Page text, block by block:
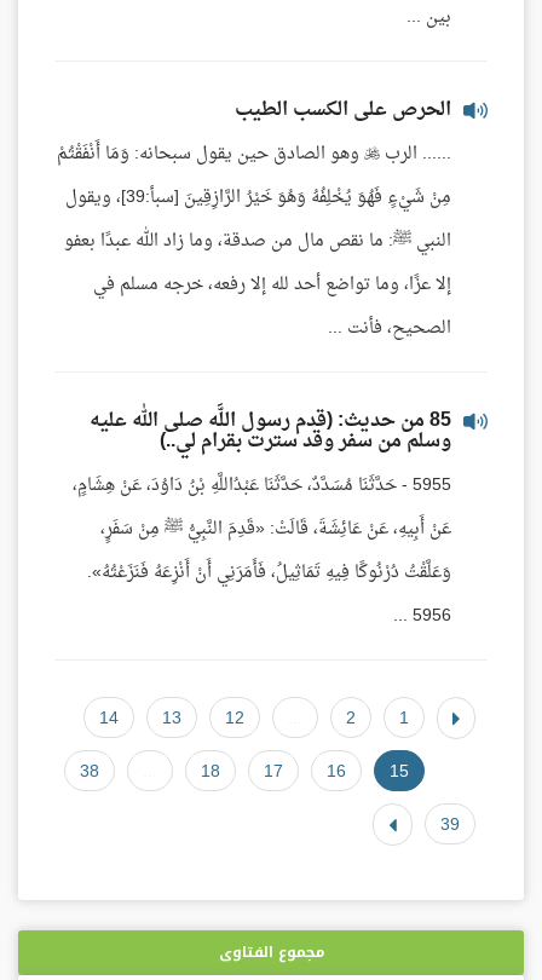
بين ...
الحرص على الكسب الطيب
...... الرب  وهو الصادق حين يقول سبحانه: وَمَا أَنْفَقْتُمْ
مِنْ شَيْءٍ فَهُوَ يُخْلِفُهُ وَهُوَ خَيْرُ الرَّازِقِينَ [سبأ:39]، ويقول
النبي ﷺ: ما نقص مال من صدقة، وما زاد الله عبدًا بعفو
إلا عزًا، وما تواضع أحد لله إلا رفعه، خرجه مسلم في
الصحيح، فأنت ...
85 من حديث: (قدم رسول اللَّه صلى الله عليه
وسلم من سفر وقد سترت بقرام لي..)
5955 - حَدَّثَنَا مُسَدَّدٌ، حَدَّثَنَا عَبْدُاللَّهِ بْنُ دَاوُدَ، عَنْ هِشَامٍ،
عَنْ أَبِيهِ، عَنْ عَائِشَةَ، قَالَتْ: «قَدِمَ النَّبِيُّ ﷺ مِنْ سَفَرٍ،
وَعَلَّقْتُ دُرْنُوكًا فِيهِ تَمَاثِيلُ، فَأَمَرَنِي أَنْ أَنْزِعَهُ فَنَزَعْتُهُ».
5956 ...
1
2
12
13
14
15
16
17
18
38
39
مجموع الفتاوى